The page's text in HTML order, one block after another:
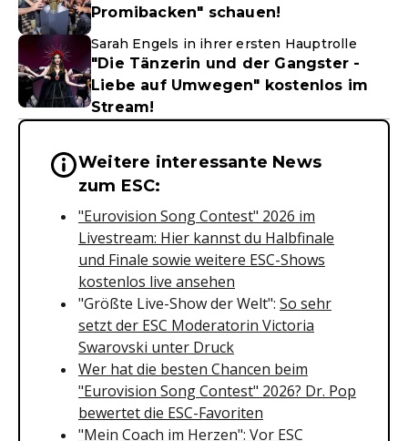
Promibacken" schauen!
Sarah Engels in ihrer ersten Hauptrolle
"Die Tänzerin und der Gangster -
Liebe auf Umwegen" kostenlos im
Stream!
Wichtige Hinweise &
Weitere interessante News
zum ESC:
"Eurovision Song Contest" 2026 im
Livestream: Hier kannst du Halbfinale
und Finale sowie weitere ESC-Shows
kostenlos live ansehen
"Größte Live-Show der Welt": So sehr
setzt der ESC Moderatorin Victoria
Swarovski unter Druck
Wer hat die besten Chancen beim
"Eurovision Song Contest" 2026? Dr. Pop
bewertet die ESC-Favoriten
"Mein Coach im Herzen": Vor ESC